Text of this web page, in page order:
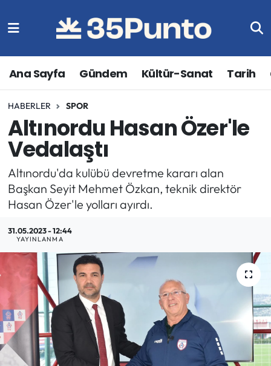
Ana Sayfa Gündem Kültür-Sanat Tarih
HABERLER SPOR
Altınordu Hasan Özer'le
Vedalaştı
Altınordu'da kulübü devretme kararı alan
Başkan Seyit Mehmet Özkan, teknik direktör
Hasan Özer'le yolları ayırdı.
31.05.2023 - 12:44
YAYINLANMA